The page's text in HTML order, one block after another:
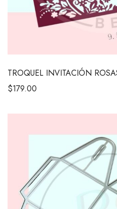
TROQUEL INVITACIÓN
$179.00